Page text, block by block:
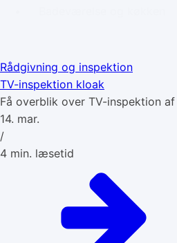
Rådgivning og inspektion
TV-inspektion kloak
Få overblik over TV-inspektion
14. mar.
/
4 min. læsetid